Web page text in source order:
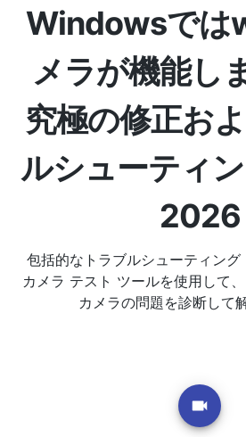
Windowsでは
メラが機能し
究極の修正お
ルシューティ
2026
包括的なトラブルシューティン
カメラ テスト ツールを使用して
カメラの問題を診断して